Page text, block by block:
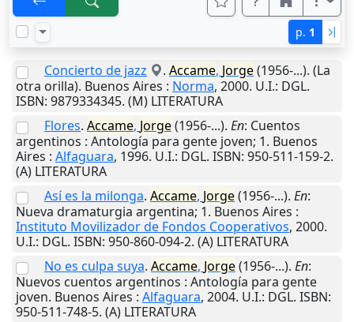
p. 1
Concierto de jazz . Accame, Jorge(1956-...). (La
otra orilla). Buenos Aires : Norma, 2000. U.I.: DGL.
ISBN: 9879334345. (M) LITERATURA
Flores. Accame, Jorge(1956-...). En: Cuentos
argentinos : Antología para gente joven; 1. Buenos
Aires : Alfaguara, 1996. U.I.: DGL. ISBN: 950-511-159-2.
(A) LITERATURA
Así es la milonga. Accame, Jorge(1956-...). En:
Nueva dramaturgia argentina; 1. Buenos Aires :
Instituto Movilizador de Fondos Cooperativos, 2000.
U.I.: DGL. ISBN: 950-860-094-2. (A) LITERATURA
No es culpa suya. Accame, Jorge(1956-...). En:
Nuevos cuentos argentinos : Antología para gente
joven. Buenos Aires : Alfaguara, 2004. U.I.: DGL. ISBN:
950-511-748-5. (A) LITERATURA